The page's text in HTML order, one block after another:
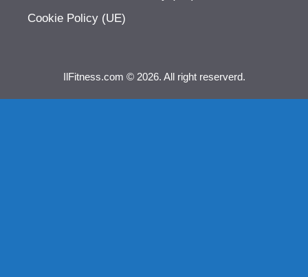
Cookie Policy (UE)
IlFitness.com © 2026. All right reserverd.